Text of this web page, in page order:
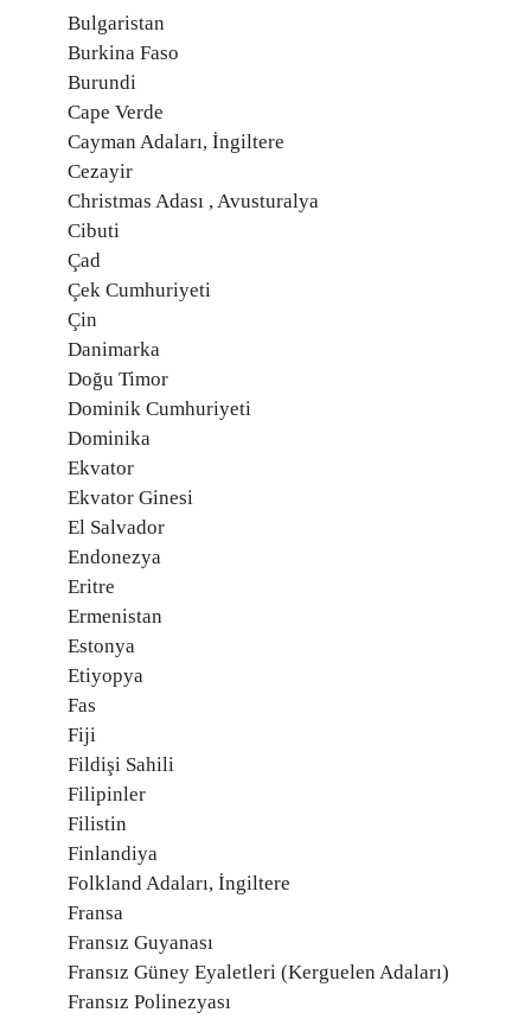
Bulgaristan
Burkina Faso
Burundi
Cape Verde
Cayman Adaları, İngiltere
Cezayir
Christmas Adası , Avusturalya
Cibuti
Çad
Çek Cumhuriyeti
Çin
Danimarka
Doğu Timor
Dominik Cumhuriyeti
Dominika
Ekvator
Ekvator Ginesi
El Salvador
Endonezya
Eritre
Ermenistan
Estonya
Etiyopya
Fas
Fiji
Fildişi Sahili
Filipinler
Filistin
Finlandiya
Folkland Adaları, İngiltere
Fransa
Fransız Guyanası
Fransız Güney Eyaletleri (Kerguelen Adaları)
Fransız Polinezyası